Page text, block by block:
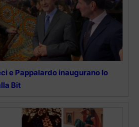
e Pappalardo inaugurano lo
Bit